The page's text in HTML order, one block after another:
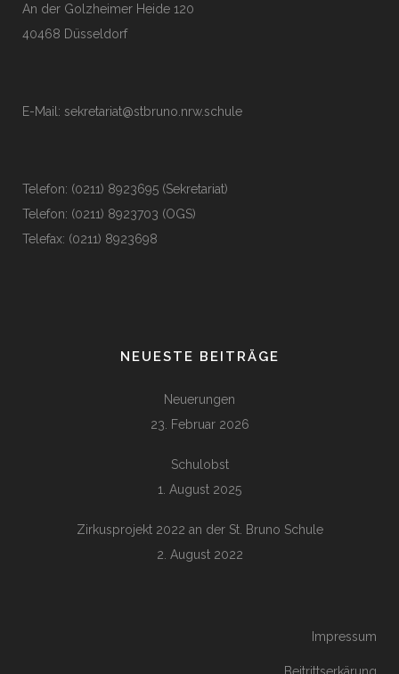
An der Golzheimer Heide 120
40468 Düsseldorf
E-Mail: sekretariat@stbruno.nrw.schule
Telefon: (0211) 8923695 (Sekretariat)
Telefon: (0211) 8923703 (OGS)
Telefax: (0211) 8923698
NEUESTE BEITRÄGE
Neuerungen
23. Februar 2026
Schulobst
1. August 2025
Zirkusprojekt 2022 an der St. Bruno Schule
2. August 2022
Impressum